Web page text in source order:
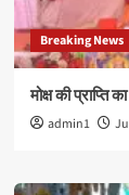
Breaking News
मोक्ष की
admin1